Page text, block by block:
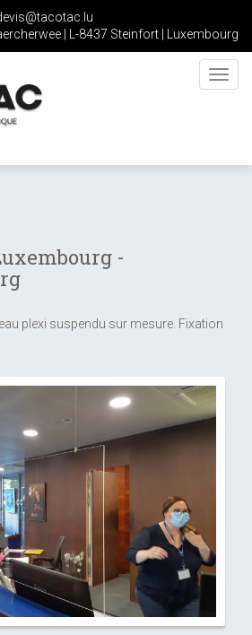
| L-8437 Steinfort | Luxembourg
-
plexi suspendu sur mesure. Fixation